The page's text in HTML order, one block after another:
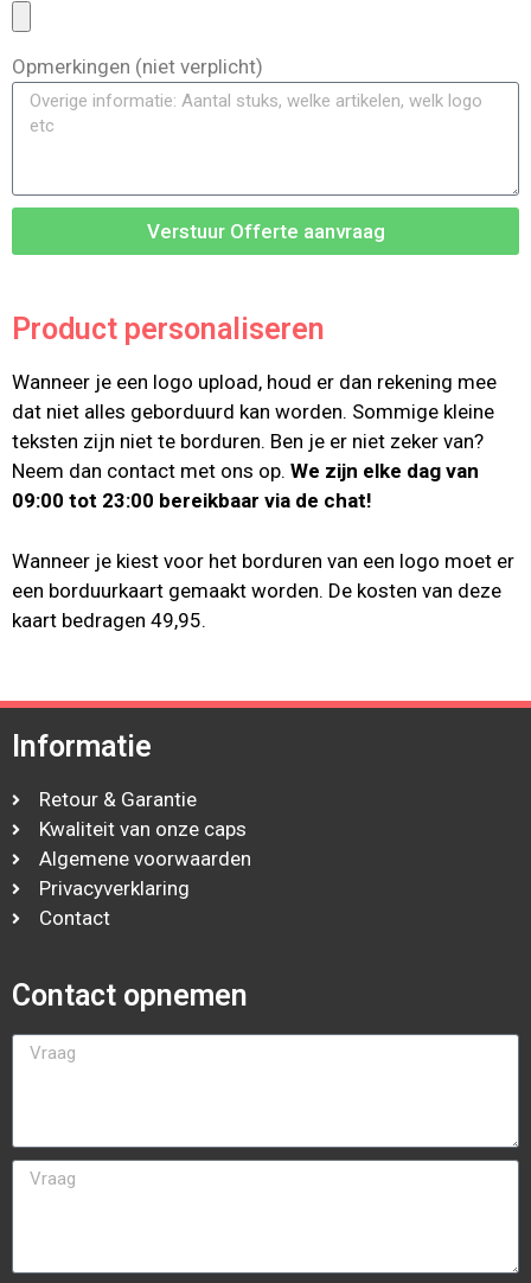
Opmerkingen (niet verplicht)
Verstuur Offerte aanvraag
Product personaliseren
Wanneer je een logo upload, houd er dan rekening mee
dat niet alles geborduurd kan worden. Sommige kleine
teksten zijn niet te borduren. Ben je er niet zeker van?
Neem dan contact met ons op. We zijn elke dag van
09:00 tot 23:00 bereikbaar via de chat!
Wanneer je kiest voor het borduren van een logo moet er
een borduurkaart gemaakt worden. De kosten van deze
kaart bedragen 49,95.
Informatie
Retour & Garantie
Kwaliteit van onze caps
Algemene voorwaarden
Privacyverklaring
Contact
Contact opnemen